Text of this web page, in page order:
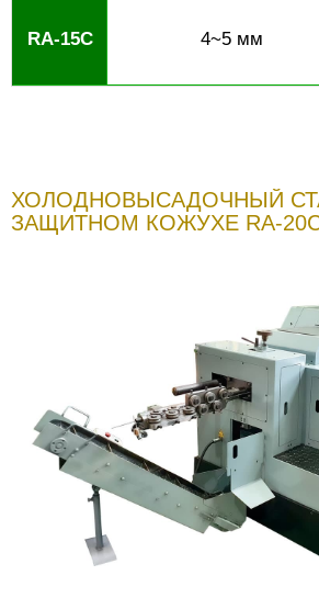
RA-15C 4~5 мм
ХОЛОДНОВЫСАДОЧНЫЙ
ЗАЩИТНОМ КОЖУХЕ RA-